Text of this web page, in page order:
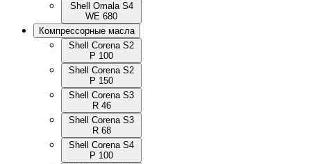
Shell Omala S4
WE 680
Компрессорные масла
Shell Corena S2
P 100
Shell Corena S2
P 150
Shell Corena S3
R 46
Shell Corena S3
R 68
Shell Corena S4
P 100